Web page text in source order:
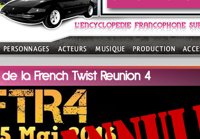
la French Twist Reunion 4